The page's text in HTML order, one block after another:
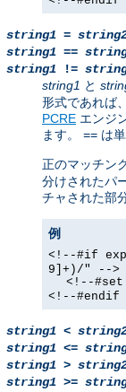
string1 =
string1 ==
string1 !=
string1 と
形式であれば
PCRE エンジ
ます。 == は
正のマッチン
分けされたパ
チャされた部
例
<!--#if
9]+)/" -->
<!--#set
<!--#endif
string1 <
string1 <=
string1 >
string1 >=